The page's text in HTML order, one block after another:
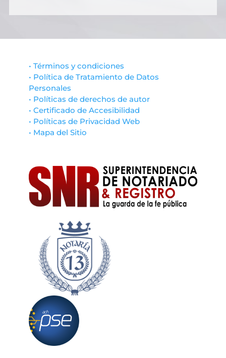
• Términos y condiciones
• Política de Tratamiento de Datos
Personales
• Políticas de derechos de autor
• Certificado de Accesibilidad
• Políticas de Privacidad Web
• Mapa del Sitio